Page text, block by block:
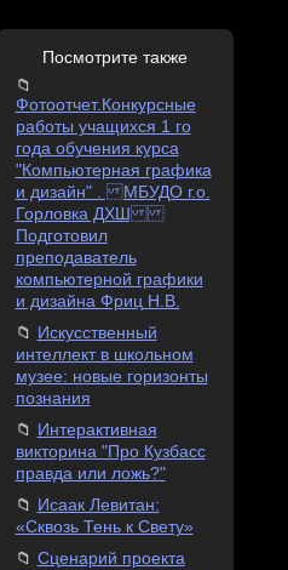
Посмотрите также
Фотоотчет.Конкурсные
работы учащихся 1 го
года обучения курса
"Компьютерная графика
и дизайн" . МБУДО г.о.
Горловка ДХШ
Подготовил
преподаватель
компьютерной графики
и дизайна Фриц Н.В.
Искусственный
интеллект в школьном
музее: новые горизонты
познания
Интерактивная
викторина "Про Кузбасс
правда или ложь?"
Исаак Левитан:
«Сквозь Тень к Свету»
Сценарий проекта